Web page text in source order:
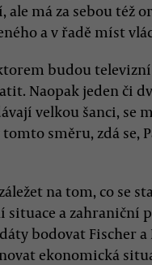
ale má za sebou též
a v řadě míst
budou
Naopak jeden či
velkou šanci,
směru, zdá se,
na tom, co se
situace a
bodovat Fischer
ekonomická